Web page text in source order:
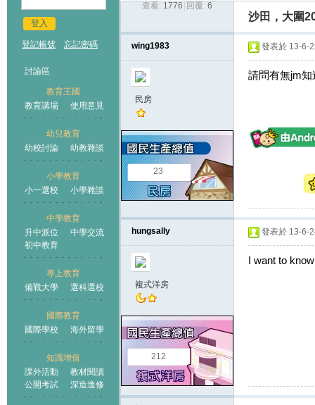
登入
登記帳號 忘記密碼
討論區
教育王國
教育講場
使用意見
幼兒教育
幼校討論
幼教雜談
小學教育
小一選校
小學雜談
中學教育
升中派位
中學交流
初中教育
專上教育
備戰大學
選科選校
國際教育
國際學校
海外留學
知識增值
課外活動
教材閱讀
公開考試
深造進修
王國
›
查看: 1776 回覆: 6
沙田，大圍
wing1983
民房
23
發表於 13-6-
請問有無jm
hungsally
複式洋房
212
發表於 13-6-
I want to